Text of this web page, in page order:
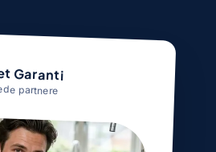
Garanti
partnere